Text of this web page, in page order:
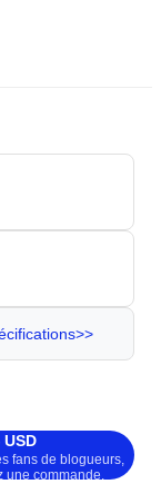
fans de blogueurs,
une commande.